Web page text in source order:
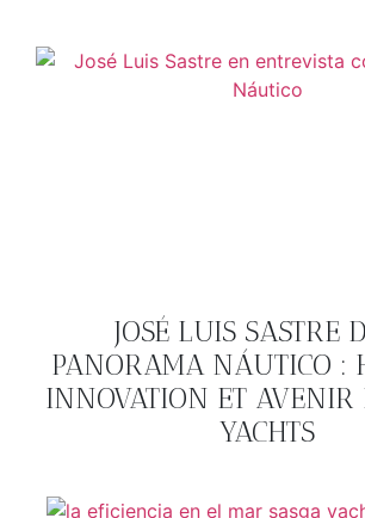
JOSÉ LUIS SASTRE
PANORAMA NÁUTICO :
INNOVATION ET AVENIR
YACHTS